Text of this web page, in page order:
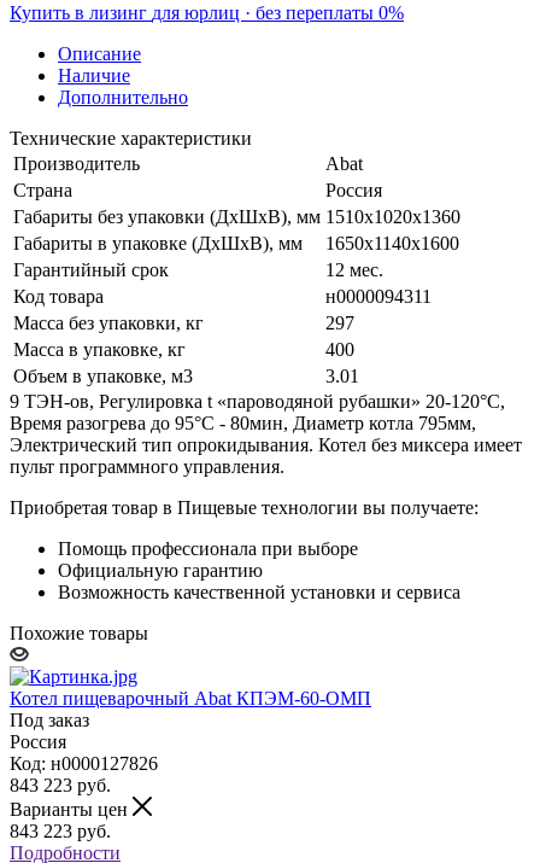
Купить в лизинг для юрлиц · без переплаты 0%
Описание
Наличие
Дополнительно
Технические характеристики
Производитель
Abat
Страна
Россия
Габариты без упаковки (ДхШхВ), мм 1510х1020х1360
Габариты в упаковке (ДхШхВ), мм
1650х1140х1600
Гарантийный срок
12 мес.
Код товара
н0000094311
Масса без упаковки, кг
297
Масса в упаковке, кг
400
Объем в упаковке, м3
3.01
9 ТЭН-ов, Регулировка t «пароводяной рубашки» 20-120°С,
Время разогрева до 95°C - 80мин, Диаметр котла 795мм,
Электрический тип опрокидывания. Котел без миксера имеет
пульт программного управления.
Приобретая товар в Пищевые технологии вы получаете:
Помощь профессионала при выборе
Официальную гарантию
Возможность качественной установки и сервиса
Похожие товары
Котел пищеварочный Abat КПЭМ-60-ОМП
Под заказ
Россия
Код: н0000127826
843 223 руб.
Варианты цен
843 223 руб.
Подробности